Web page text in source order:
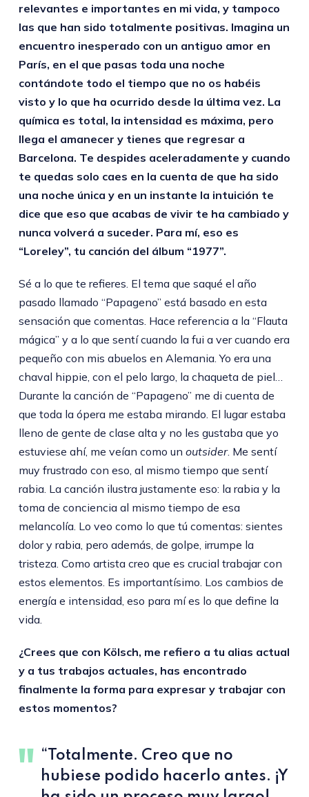
relevantes e importantes en mi vida, y tampoco
las que han sido totalmente positivas. Imagina un
encuentro inesperado con un antiguo amor en
París, en el que pasas toda una noche
contándote todo el tiempo que no os habéis
visto y lo que ha ocurrido desde la última vez. La
química es total, la intensidad es máxima, pero
llega el amanecer y tienes que regresar a
Barcelona. Te despides aceleradamente y cuando
te quedas solo caes en la cuenta de que ha sido
una noche única y en un instante la intuición te
dice que eso que acabas de vivir te ha cambiado y
nunca volverá a suceder. Para mí, eso es
“Loreley”, tu canción del álbum “1977”.
Sé a lo que te refieres. El tema que saqué el año
pasado llamado “Papageno” está basado en esta
sensación que comentas. Hace referencia a la “Flauta
mágica” y a lo que sentí cuando la fui a ver cuando era
pequeño con mis abuelos en Alemania. Yo era una
chaval hippie, con el pelo largo, la chaqueta de piel…
Durante la canción de “Papageno” me di cuenta de
que toda la ópera me estaba mirando. El lugar estaba
lleno de gente de clase alta y no les gustaba que yo
estuviese ahí, me veían como un outsider. Me sentí
muy frustrado con eso, al mismo tiempo que sentí
rabia. La canción ilustra justamente eso: la rabia y la
toma de conciencia al mismo tiempo de esa
melancolía. Lo veo como lo que tú comentas: sientes
dolor y rabia, pero además, de golpe, irrumpe la
tristeza. Como artista creo que es crucial trabajar con
estos elementos. Es importantísimo. Los cambios de
energía e intensidad, eso para mí es lo que define la
vida.
¿Crees que con Kölsch, me refiero a tu alias actual
y a tus trabajos actuales, has encontrado
finalmente la forma para expresar y trabajar con
estos momentos?
“Totalmente. Creo que no
hubiese podido hacerlo antes. ¡Y